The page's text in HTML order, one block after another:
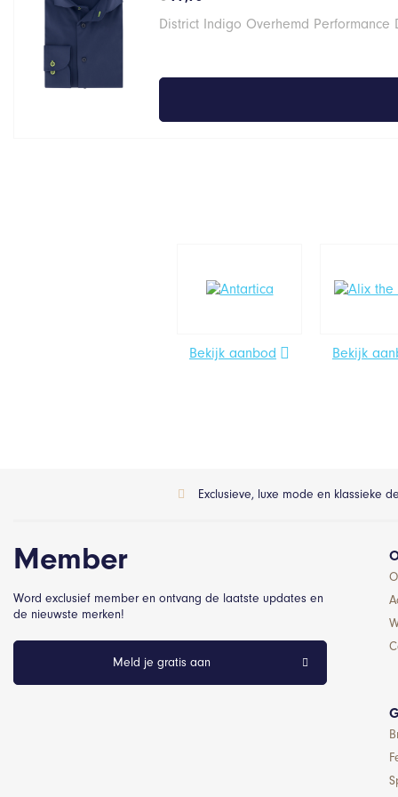
District Indigo Overhemd Performance
Bekijk aanbod Bekijk
Exclusieve, luxe mode en klassieke
Member
Word exclusief member en ontvang de laatste updates en
de nieuwste merken!
Meld je gratis aan